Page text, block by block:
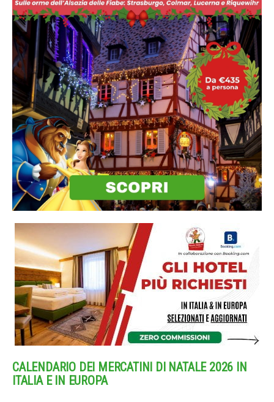
CALENDARIO DEI MERCATINI DI NATALE 2026 IN
ITALIA E IN EUROPA